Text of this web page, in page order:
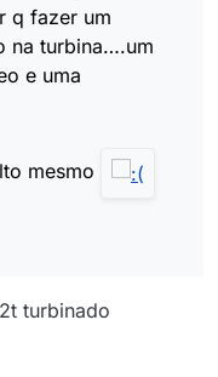
q fazer um
na turbina….um
e uma
mesmo
turbinado